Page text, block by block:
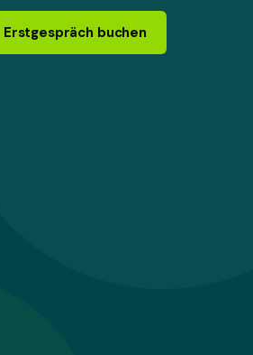
Erstgespräch buchen